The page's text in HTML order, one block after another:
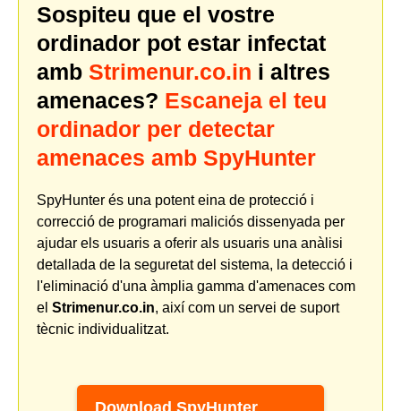
Sospiteu que el vostre
ordinador pot estar infectat
amb Strimenur.co.in i altres
amenaces? Escaneja el teu
ordinador per detectar
amenaces amb SpyHunter
SpyHunter és una potent eina de protecció i
correcció de programari maliciós dissenyada per
ajudar els usuaris a oferir als usuaris una anàlisi
detallada de la seguretat del sistema, la detecció i
l'eliminació d'una àmplia gamma d'amenaces com
el Strimenur.co.in, així com un servei de suport
tècnic individualitzat.
Download SpyHunter